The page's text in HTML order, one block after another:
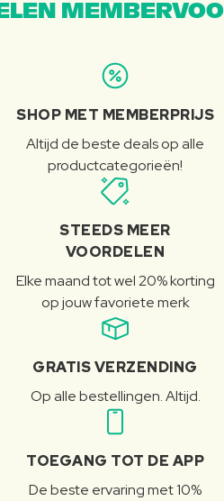
SHOP MET MEMBERPRIJS
Altijd de beste deals op alle
productcategorieën!
STEEDS MEER
VOORDELEN
Elke maand tot wel 20% korting
op jouw favoriete merk
GRATIS VERZENDING
Op alle bestellingen. Altijd.
TOEGANG TOT DE APP
De beste ervaring met 10%